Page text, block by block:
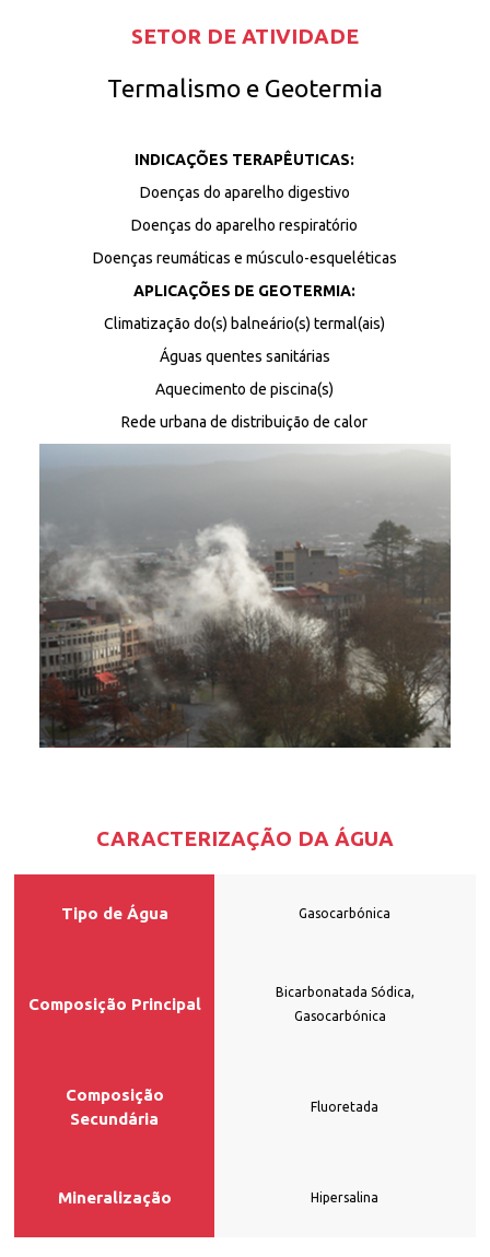
SETOR DE ATIVIDADE
Termalismo e Geotermia
INDICAÇÕES TERAPÊUTICAS:
Doenças do aparelho digestivo
Doenças do aparelho respiratório
Doenças reumáticas e músculo-esqueléticas
APLICAÇÕES DE GEOTERMIA:
Climatização do(s) balneário(s) termal(ais)
Águas quentes sanitárias
Aquecimento de piscina(s)
Rede urbana de distribuição de calor
CARACTERIZAÇÃO DA ÁGUA
Tipo de Água Gasocarbónica
Composição Principal
Bicarbonatada Sódica,
Gasocarbónica
Composição
Secundária
Fluoretada
Mineralização Hipersalina